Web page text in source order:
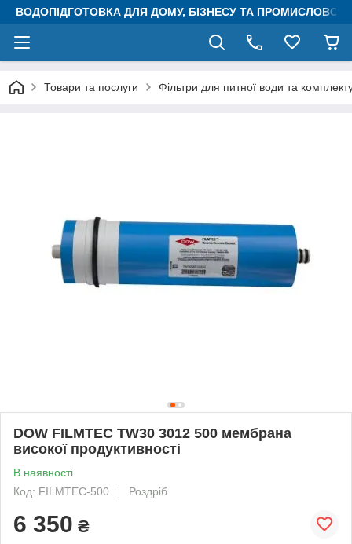
ВОДОПІДГОТОВКА ДЛЯ ДОМУ, БІЗНЕСУ ТА
Товари та послуги Фільтри для питної води та
DOW FILMTEC TW30 3012 500 мембрана
високої продуктивності
В наявності
Код: FILMTEC-500
Роздріб
6 350 ₴